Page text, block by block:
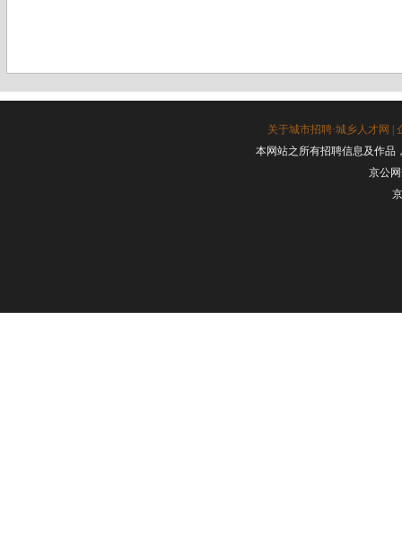
关于城市招聘·城乡人才网
本网站之所有招聘信息及作品
京公网